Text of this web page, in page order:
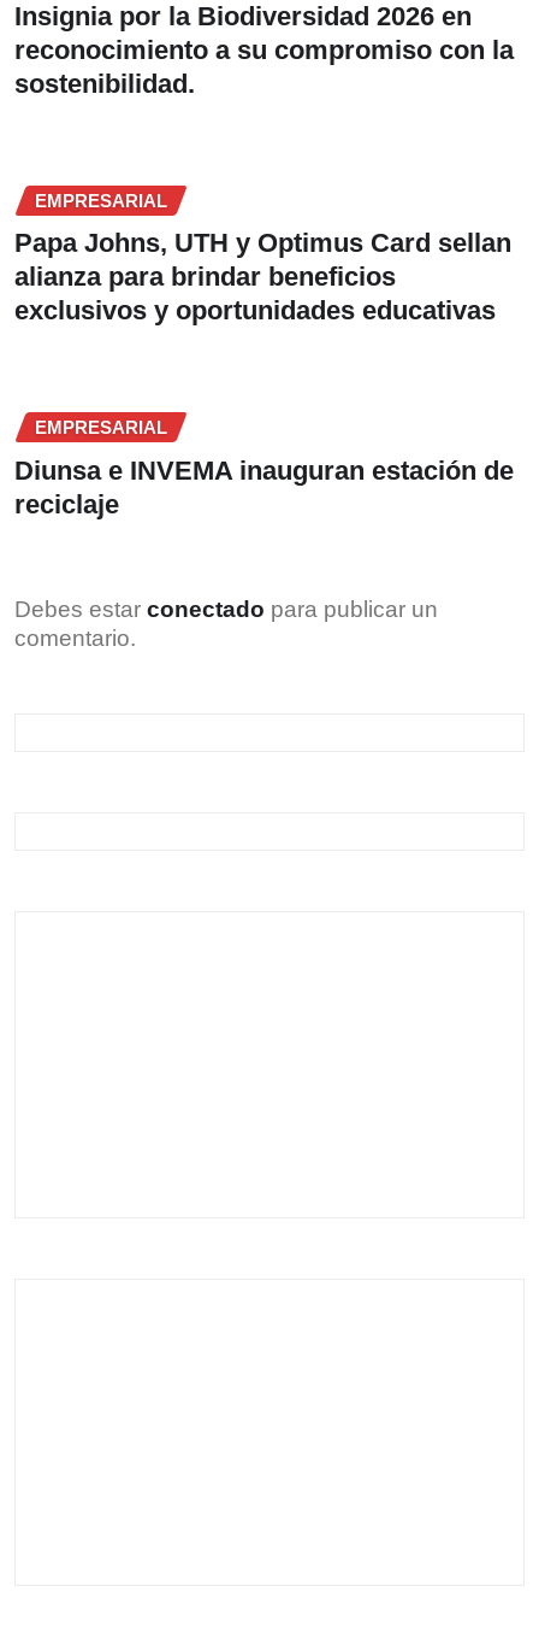
Insignia por la Biodiversidad 2026 en
reconocimiento a su compromiso con la
sostenibilidad.
EMPRESARIAL
Papa Johns, UTH y Optimus Card sellan
alianza para brindar beneficios
exclusivos y oportunidades educativas
EMPRESARIAL
Diunsa e INVEMA inauguran estación de
reciclaje
Debes estar conectado para publicar un
comentario.